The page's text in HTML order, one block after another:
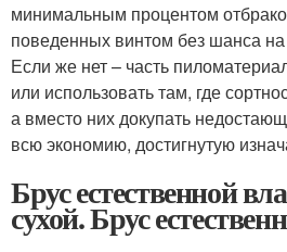
минимальным процентом
поведенных винтом без шанса
Если же нет – часть
или использовать там, где
а вместо них докупать
всю экономию, достигнутую
Брус естественной
сухой. Брус